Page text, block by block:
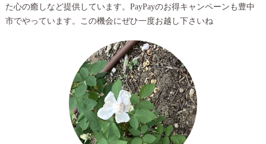
た心の癒しなど提供しています。PayPayのお得キャンペーンも豊中
市でやっています。この機会にぜひ一度お越し下さいね